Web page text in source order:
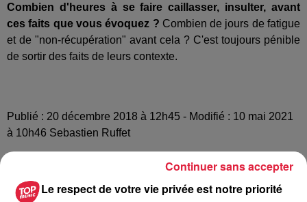
Combien d'heures à se faire caillasser, insulter, avant
ces faits que vous évoquez ? Combien de jours de fatigue
et de "non-récupération" avant cela ? C'est toujours pénible
de sortir des faits de leurs contexte.
Publié : 20 décembre 2018 à 12h45 - Modifié : 10 mai 2021
à 10h46 Sebastien Ruffet
Le respect de votre vie privée est notre priorité
Continuer sans accepter